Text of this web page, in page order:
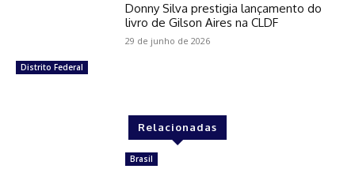
Distrito Federal
Donny Silva prestigia lançamento do
livro de Gilson Aires na CLDF
29 de junho de 2026
Relacionadas
Brasil